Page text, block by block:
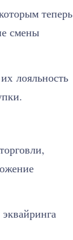
теперь
смены
лояльность